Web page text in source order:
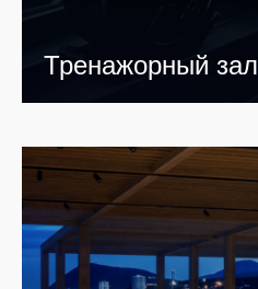
Тренажорный зал